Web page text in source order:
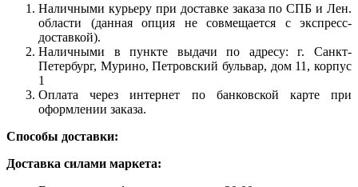
Наличными курьеру при доставке заказа по СПБ и Лен.
области (данная опция не совмещается с экспресс-
доставкой).
Наличными в пункте выдачи по адресу: г. Санкт-
Петербург, Мурино, Петровский бульвар, дом 11, корпус
1
Оплата через интернет по банковской карте при
оформлении заказа.
Способы доставки:
Доставка силами маркета: